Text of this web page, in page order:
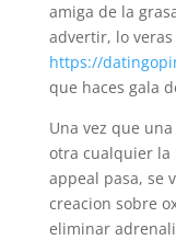
amiga de la
advertir, lo veras
https://
que haces gala
Una vez que
otra cualquier la
appeal pasa, se
creacion sobre
eliminar